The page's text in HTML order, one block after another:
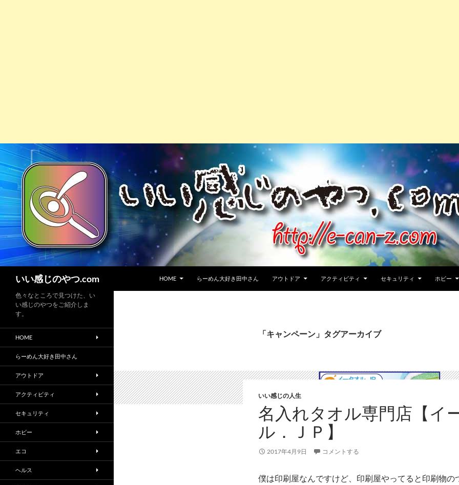
いい感じのやつ.com
HOME
らーめん大好き田中さん アウトドア アクティビティ セキュリティ ホビー
「キャンペーン」タグアーカイブ
いい感じの人生
名入れタオル専門店【イ
ル．ＪＰ】
2017年4月9日 コメントする
僕は印刷屋なんですけど、印刷屋やってると印刷物の
色々なところで見つけた、い
い感じのやつをご紹介しま
す。
HOME
らーめん大好き田中さん
アウトドア
アクティビティ
セキュリティ
ホビー
エコ
ヘルス